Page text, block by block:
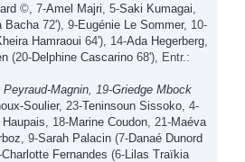
©, 7-Amel Majri , 5-Saki Kumagai
Bacha 72'), 9-Eugénie Le Sommer, 10-
Hamraoui 64'), 14-Ada Hegerberg
(20-Delphine Cascarino 68'), Entr.:
Peyraud-Magnin , 19-Griedge Mbock
Soulier, 23-Teninsoun Sissoko , 4-
Haupais , 18-Marine Coudon , 21-Maéva
, 9-Sarah Palacin (7-Danaé Dunord
Charlotte Fernandes (6- Lilas Traïkia